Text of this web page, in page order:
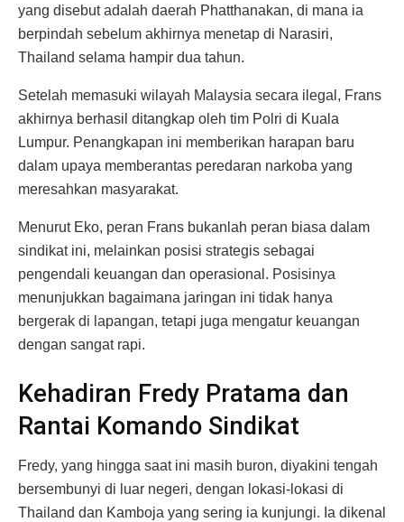
yang disebut adalah daerah Phatthanakan, di mana ia
berpindah sebelum akhirnya menetap di Narasiri,
Thailand selama hampir dua tahun.
Setelah memasuki wilayah Malaysia secara ilegal, Frans
akhirnya berhasil ditangkap oleh tim Polri di Kuala
Lumpur. Penangkapan ini memberikan harapan baru
dalam upaya memberantas peredaran narkoba yang
meresahkan masyarakat.
Menurut Eko, peran Frans bukanlah peran biasa dalam
sindikat ini, melainkan posisi strategis sebagai
pengendali keuangan dan operasional. Posisinya
menunjukkan bagaimana jaringan ini tidak hanya
bergerak di lapangan, tetapi juga mengatur keuangan
dengan sangat rapi.
Kehadiran Fredy Pratama dan
Rantai Komando Sindikat
Fredy, yang hingga saat ini masih buron, diyakini tengah
bersembunyi di luar negeri, dengan lokasi-lokasi di
Thailand dan Kamboja yang sering ia kunjungi. Ia dikenal